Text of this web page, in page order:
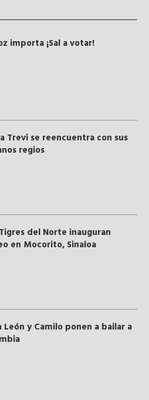
importa ¡Sal a votar!
Trevi se reencuentra con sus
regios
del Norte inauguran
en Mocorito, Sinaloa
León y Camilo ponen a bailar a